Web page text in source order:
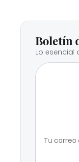
Boletín
Lo esencial